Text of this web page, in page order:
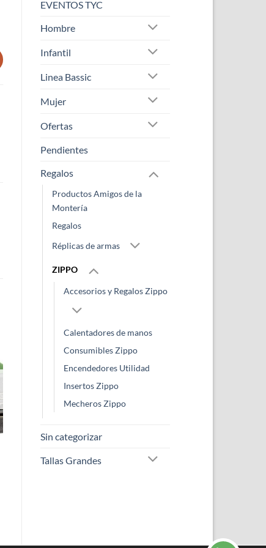
EVENTOS TYC
Hombre
Infantil
Linea Bassic
Mujer
Ofertas
Pendientes
Regalos
Productos Amigos de la
Montería
Regalos
Réplicas de armas
ZIPPO
Accesorios y Regalos Zippo
Calentadores de manos
Consumibles Zippo
Encendedores Utilidad
Insertos Zippo
Mecheros Zippo
Sin categorizar
Tallas Grandes